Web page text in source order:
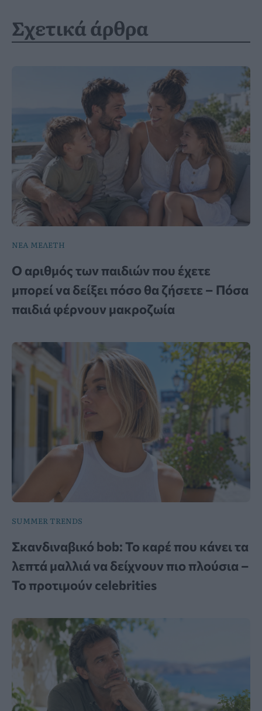
Σχετικά άρθρα
ΝΕΑ ΜΕΛΕΤΗ
Ο αριθμός των παιδιών που έχετε
μπορεί να δείξει πόσο θα ζήσετε – Πόσα
παιδιά φέρνουν μακροζωία
SUMMER TRENDS
Σκανδιναβικό bob: Το καρέ που κάνει τα
λεπτά μαλλιά να δείχνουν πιο πλούσια –
Το προτιμούν celebrities